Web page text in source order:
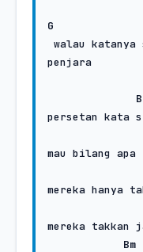
G
penjara
persetan kata
mau bilang apa
mereka hanya
mereka
Bm